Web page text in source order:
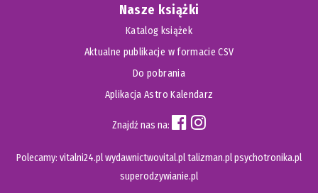
Nasze książki
Katalog książek
Aktualne publikacje w formacie CSV
Do pobrania
Aplikacja Astro Kalendarz
Znajdź nas na:
Polecamy: vitalni24.plwydawnictwovital.pltalizman.plpsychotronika.pl
superodzywianie.pl